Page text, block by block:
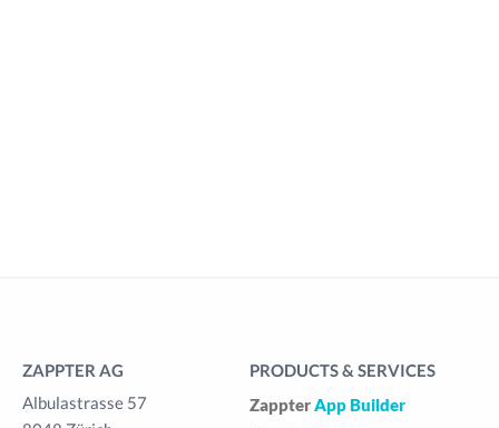
ZAPPTER AG
Albulastrasse 57
PRODUCTS & SERVICES
ZappterApp Builder